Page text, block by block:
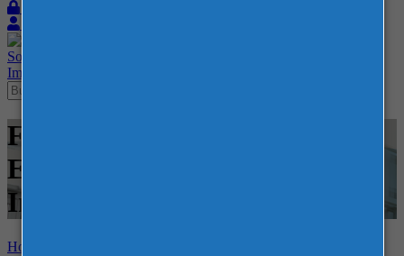
Sobre
Imprensa
Feiras - Centro de Feiras e
Eventos Festa da Uva - Feira
Internacional - Agrícola
Home